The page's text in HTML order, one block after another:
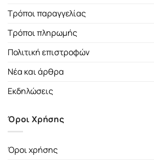
Τρόποι παραγγελίας
Τρόποι πληρωμής
Πολιτική επιστροφών
Νέα και άρθρα
Εκδηλώσεις
Όροι Χρήσης
Όροι χρήσης